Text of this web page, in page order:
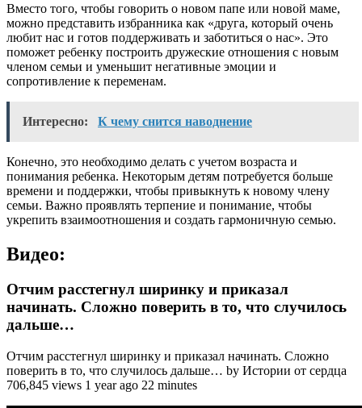
Вместо того, чтобы говорить о новом папе или новой маме,
можно представить избранника как «друга, который очень
любит нас и готов поддерживать и заботиться о нас». Это
поможет ребенку построить дружеские отношения с новым
членом семьи и уменьшит негативные эмоции и
сопротивление к переменам.
Интересно: К чему снится наводнение
Конечно, это необходимо делать с учетом возраста и
понимания ребенка. Некоторым детям потребуется больше
времени и поддержки, чтобы привыкнуть к новому члену
семьи. Важно проявлять терпение и понимание, чтобы
укрепить взаимоотношения и создать гармоничную семью.
Видео:
Отчим расстегнул ширинку и приказал
начинать. Сложно поверить в то, что случилось
дальше…
Отчим расстегнул ширинку и приказал начинать. Сложно
поверить в то, что случилось дальше… by Истории от сердца
706,845 views 1 year ago 22 minutes